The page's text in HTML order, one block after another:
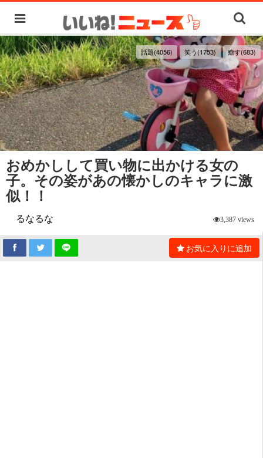
話題(4056) 笑う(1753) 癒す(683)
おめかしして買い物に出かける女の
子。その姿があの懐かしのキャラに激
似！！
るなるな 3,387 views
お気に入りに追加